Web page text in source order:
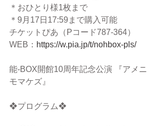
＊おひとり様1枚まで
＊9月17日17:59まで購入可能
チケットぴあ（Pコード787-364）
WEB： https://w.pia.jp/t/nohbox-pls/
能-BOX開館10周年記念公演 『アメニ
モマケズ』
❖プログラム❖